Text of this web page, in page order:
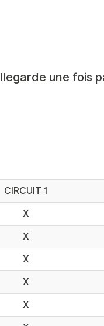
une fois
CIRCUIT 1
X
X
X
X
X